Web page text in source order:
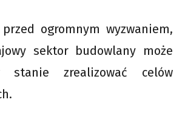
ogromnym wyzwaniem,
sektor budowlany może
zrealizować celów